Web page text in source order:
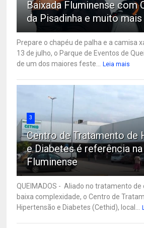
Baixada Fluminense com
da Pisadinha e muito mais
Prepare o chapéu de palha e a camisa
13 de julho, o Parque de Eventos de
de um dos maiores feste...
Leia mais
3
Centro de Tratamento de
e Diabetes é referência
Fluminense
QUEIMADOS - Aliado no tratamento
baixa complexidade, o Centro de
Hipertensão e Diabetes (Cethid), local...